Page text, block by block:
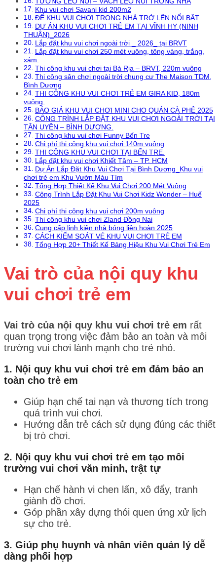
Khu vui chơi Savani kid 200m2
ĐỂ KHU VUI CHƠI TRONG NHÀ TRỞ LÊN NỔI BẬT
DỰ ÁN KHU VUI CHƠI TRẺ EM TẠI VĨNH HY (NINH
THUẬN)_2026
Lắp đặt khu vui chơi ngoài trời _ 2026_ tại BRVT
Lắp đặt khu vui chơi 250 mét vuông, tông vàng, trắng,
xám.
Thi công khu vui chơi tại Bà Rịa – BRVT, 220m vuông
Thi công sân chơi ngoài trời chung cư The Maison TDM,
Bình Dương
THI CÔNG KHU VUI CHƠI TRẺ EM GIRA KID, 180m
vuông.
BÁO GIÁ KHU VUI CHƠI MINI CHO QUÁN CÀ PHÊ 2025
CÔNG TRÌNH LẮP ĐẶT KHU VUI CHƠI NGOÀI TRỜI TẠI
TÂN UYÊN – BÌNH DƯƠNG.
Thi công khu vui chơi Funny Bến Tre
Chi phí thi công khu vui chơi 140m vuông
THI CÔNG KHU VUI CHƠI TẠI BẾN TRE.
Lắp đặt khu vui chơi Khiết Tâm – TP. HCM
Dự Án Lắp Đặt Khu Vui Chơi Tại Bình Dương_Khu vui
chơi trẻ em Khu Vườn Màu Tím
Tổng Hợp Thiết Kế Khu Vui Chơi 200 Mét Vuông
Công Trình Lắp Đặt Khu Vui Chơi Kidz Wonder – Huế
2025
Chi phí thi công khu vui chơi 200m vuông
Thi công khu vui chơi Zland Đồng Nai
Cung cấp linh kiện nhà bóng liên hoàn 2025
CÁCH KIỂM SOÁT VÉ KHU VUI CHƠI TRẺ EM
Tổng Hợp 20+ Thiết Kế Bảng Hiệu Khu Vui Chơi Trẻ Em
Vai trò của nội quy khu
vui chơi trẻ em
Vai trò của nội quy khu vui chơi trẻ em rất
quan trọng trong việc đảm bảo an toàn và môi
trường vui chơi lành mạnh cho trẻ nhỏ.
1. Nội quy khu vui chơi trẻ em đảm bảo an
toàn cho trẻ em
Giúp hạn chế tai nạn và thương tích trong
quá trình vui chơi.
Hướng dẫn trẻ cách sử dụng đúng các thiết
bị trò chơi.
2. Nội quy khu vui chơi trẻ em tạo môi
trường vui chơi văn minh, trật tự
Hạn chế hành vi chen lấn, xô đẩy, tranh
giành đồ chơi.
Góp phần xây dựng thói quen ứng xử lịch
sự cho trẻ.
3. Giúp phụ huynh và nhân viên quản lý dễ
dàng phối hợp